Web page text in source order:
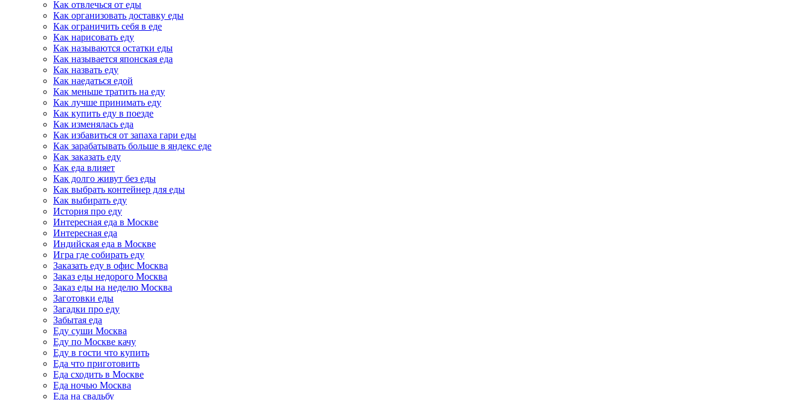
Как отвлечься от еды
Как организовать доставку еды
Как ограничить себя в еде
Как нарисовать еду
Как называются остатки еды
Как называется японская еда
Как назвать еду
Как наедаться едой
Как меньше тратить на еду
Как лучше принимать еду
Как купить еду в поезде
Как изменялась еда
Как избавиться от запаха гари еды
Как зарабатывать больше в яндекс еде
Как заказать еду
Как еда влияет
Как долго живут без еды
Как выбрать контейнер для еды
Как выбирать еду
История про еду
Интересная еда в Москве
Интересная еда
Индийская еда в Москве
Игра где собирать еду
Заказать еду в офис Москва
Заказ еды недорого Москва
Заказ еды на неделю Москва
Заготовки еды
Загадки про еду
Забытая еда
Еду суши Москва
Еду по Москве качу
Еду в гости что купить
Еда что приготовить
Еда сходить в Москве
Еда ночью Москва
Еда на свадьбу